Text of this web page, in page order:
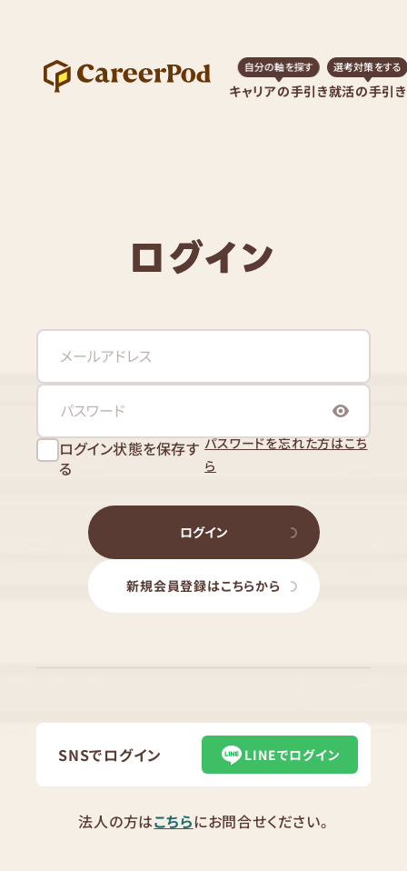
キャリアの手引き
自分の軸を探す
就活の手引き
選考対策をする
ログイン
ログイン状態を保存す
る
パスワードを忘れた方はこち
ら
ログイン
新規会員登録はこちらから
SNSでログイン LINEでログイン
法人の方はこちらにお問合せください。